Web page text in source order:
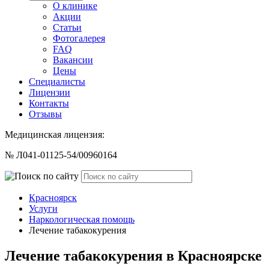
О клинике
Акции
Статьи
Фотогалерея
FAQ
Вакансии
Цены
Специалисты
Лицензии
Контакты
Отзывы
Медицинская лицензия:
№ Л041-01125-54/00960164
Красноярск
Услуги
Наркологическая помощь
Лечение табакокурения
Лечение табакокурения в Красноярске